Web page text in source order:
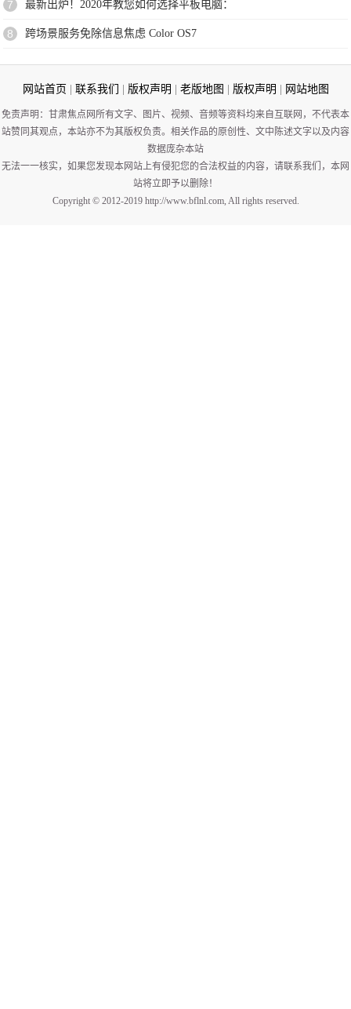
7 最新出炉！2020年教您如何选择平板电脑：
8 跨场景服务免除信息焦虑 Color OS7
网站首页 联系我们 版权声明 老版地图 版权声明 网站地图
免责声明：甘肃焦点网所有文字、图片、视频、音频等资料均来自互联网，不代表本
站赞同其观点，本站亦不为其版权负责。相关作品的原创性、文中陈述文字以及内容
数据庞杂本站
无法一一核实，如果您发现本网站上有侵犯您的合法权益的内容，请联系我们，本网
站将立即予以删除！
Copyright © 2012-2019 http://www.bflnl.com, All rights reserved.